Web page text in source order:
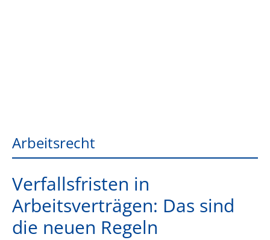
Arbeitsrecht
Verfallsfristen in
Arbeitsverträgen: Das sind
die neuen Regeln